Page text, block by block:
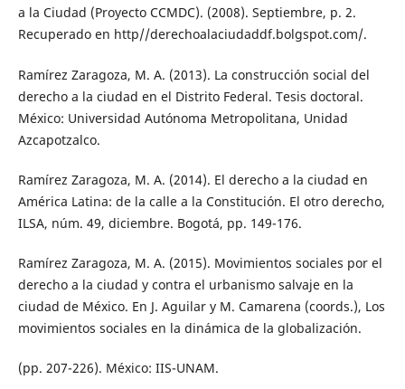
a la Ciudad (Proyecto CCMDC). (2008). Septiembre, p. 2.
Recuperado en http//derechoalaciudaddf.bolgspot.com/.
Ramírez Zaragoza, M. A. (2013). La construcción social del
derecho a la ciudad en el Distrito Federal. Tesis doctoral.
México: Universidad Autónoma Metropolitana, Unidad
Azcapotzalco.
Ramírez Zaragoza, M. A. (2014). El derecho a la ciudad en
América Latina: de la calle a la Constitución. El otro derecho,
ILSA, núm. 49, diciembre. Bogotá, pp. 149-176.
Ramírez Zaragoza, M. A. (2015). Movimientos sociales por el
derecho a la ciudad y contra el urbanismo salvaje en la
ciudad de México. En J. Aguilar y M. Camarena (coords.), Los
movimientos sociales en la dinámica de la globalización.
(pp. 207-226). México: IIS-UNAM.